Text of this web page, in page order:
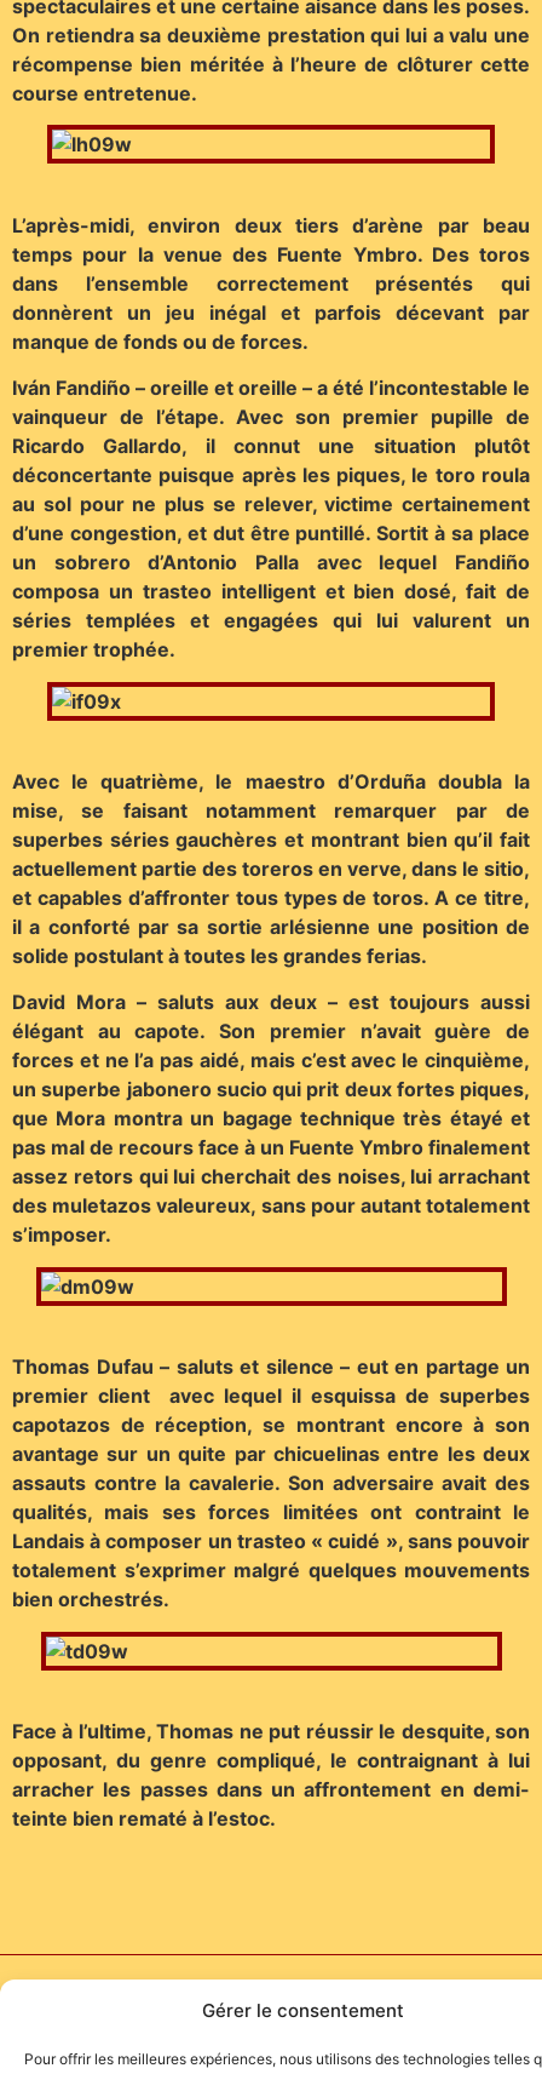
Gérer le consentement
Pour offrir les meilleures expériences, nous utilisons des technologies telles
spectaculaires et une certaine aisance dans les poses.
On retiendra sa deuxième prestation qui lui a valu une
récompense bien méritée à l’heure de clôturer cette
course entretenue.
L’après-midi, environ deux tiers d’arène par beau
temps pour la venue des Fuente Ymbro. Des toros
dans l’ensemble correctement présentés qui
donnèrent un jeu inégal et parfois décevant par
manque de fonds ou de forces.
Iván Fandiño – oreille et oreille – a été l’incontestable le
vainqueur de l’étape. Avec son premier pupille de
Ricardo Gallardo, il connut une situation plutôt
déconcertante puisque après les piques, le toro roula
au sol pour ne plus se relever, victime certainement
d’une congestion, et dut être puntillé. Sortit à sa place
un sobrero d’Antonio Palla avec lequel Fandiño
composa un trasteo intelligent et bien dosé, fait de
séries templées et engagées qui lui valurent un
premier trophée.
Avec le quatrième, le maestro d’Orduña doubla la
mise, se faisant notamment remarquer par de
superbes séries gauchères et montrant bien qu’il fait
actuellement partie des toreros en verve, dans le sitio,
et capables d’affronter tous types de toros. A ce titre,
il a conforté par sa sortie arlésienne une position de
solide postulant à toutes les grandes ferias.
David Mora – saluts aux deux – est toujours aussi
élégant au capote. Son premier n’avait guère de
forces et ne l’a pas aidé, mais c’est avec le cinquième,
un superbe jabonero sucio qui prit deux fortes piques,
que Mora montra un bagage technique très étayé et
pas mal de recours face à un Fuente Ymbro finalement
assez retors qui lui cherchait des noises, lui arrachant
des muletazos valeureux, sans pour autant totalement
s’imposer.
Thomas Dufau – saluts et silence – eut en partage un
premier client avec lequel il esquissa de superbes
capotazos de réception, se montrant encore à son
avantage sur un quite par chicuelinas entre les deux
assauts contre la cavalerie. Son adversaire avait des
qualités, mais ses forces limitées ont contraint le
Landais à composer un trasteo « cuidé », sans pouvoir
totalement s’exprimer malgré quelques mouvements
bien orchestrés.
Face à l’ultime, Thomas ne put réussir le desquite, son
opposant, du genre compliqué, le contraignant à lui
arracher les passes dans un affrontement en demi-
teinte bien rematé à l’estoc.